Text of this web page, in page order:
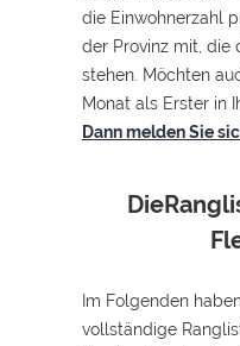
die Einwohnerzahl
der Provinz mit, die
stehen. Möchten
Monat als Erster in
Dann melden Sie
Die
Im Folgenden
vollständige